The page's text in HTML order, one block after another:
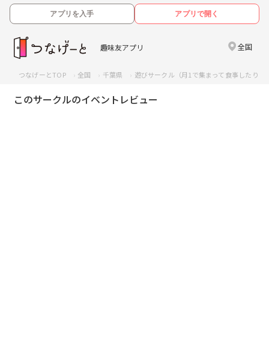
アプリを入手 アプリで開く
趣味友アプリ 全国
つなげーとTOP 全国 千葉県 遊びサークル（月1で集まって食事したり
このサークルのイベントレビュー